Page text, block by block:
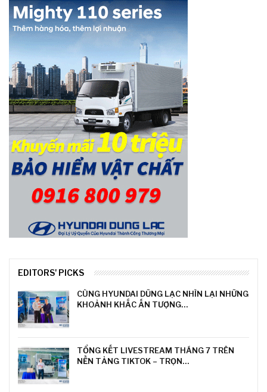
EDITORS' PICKS
CÙNG HYUNDAI DŨNG LẠC NHÌN LẠI NHỮNG
KHOẢNH KHẮC ẤN TƯỢNG…
TỔNG KẾT LIVESTREAM THÁNG 7 TRÊN
NỀN TẢNG TIKTOK – TRỌN…